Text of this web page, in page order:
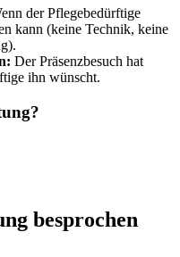
der Pflegebedürftige
kann (keine Technik, keine
Der Präsenzbesuch hat
ihn wünscht.
besprochen